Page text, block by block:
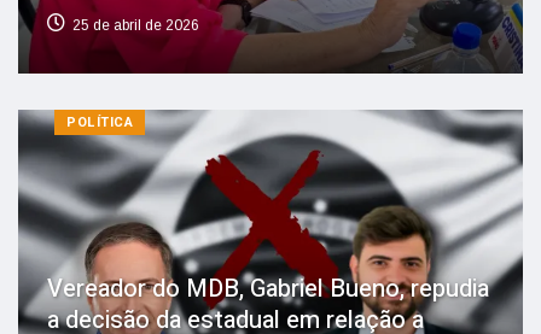
25 de abril de 2026
POLÍTICA
Vereador do MDB, Gabriel Bueno, repudia
a decisão da estadual em relação a